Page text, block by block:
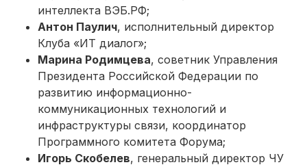
интеллекта ВЭБ.РФ;
Антон Паулич, исполнительный директор
Клуба «ИТ диалог»;
Марина Родимцева, советник Управления
Президента Российской Федерации по
развитию информационно-
коммуникационных технологий и
инфраструктуры связи, координатор
Программного комитета Форума;
Игорь Скобелев, генеральный директор ЧУ